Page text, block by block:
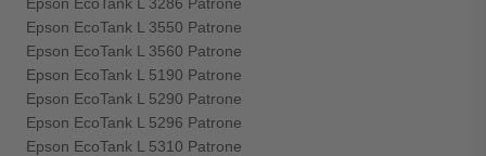
Epson EcoTank L 3550 Patrone
Epson EcoTank L 3560 Patrone
Epson EcoTank L 5190 Patrone
Epson EcoTank L 5290 Patrone
Epson EcoTank L 5296 Patrone
Epson EcoTank L 5310 Patrone